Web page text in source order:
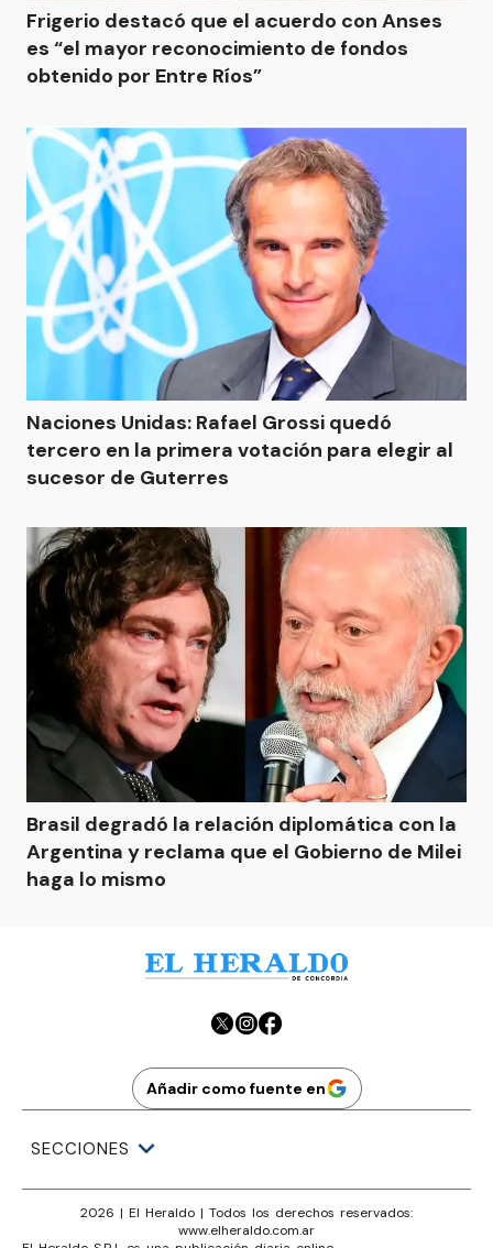
Frigerio destacó que el acuerdo con Anses
es “el mayor reconocimiento de fondos
obtenido por Entre Ríos”
Naciones Unidas: Rafael Grossi quedó
tercero en la primera votación para elegir al
sucesor de Guterres
Brasil degradó la relación diplomática con la
Argentina y reclama que el Gobierno de Milei
haga lo mismo
Añadir como fuente en
SECCIONES
2026 | El Heraldo | Todos los derechos reservados:
www.elheraldo.com.ar